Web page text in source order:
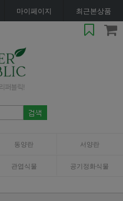
마이페이지 최근본상품
동양란 서양란
관엽식물 공기정화식물